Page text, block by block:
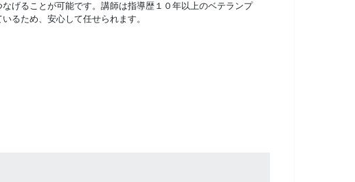
なげることが可能です。講師は指導歴１０年以上のベテランプ
るため、安心して任せられます。